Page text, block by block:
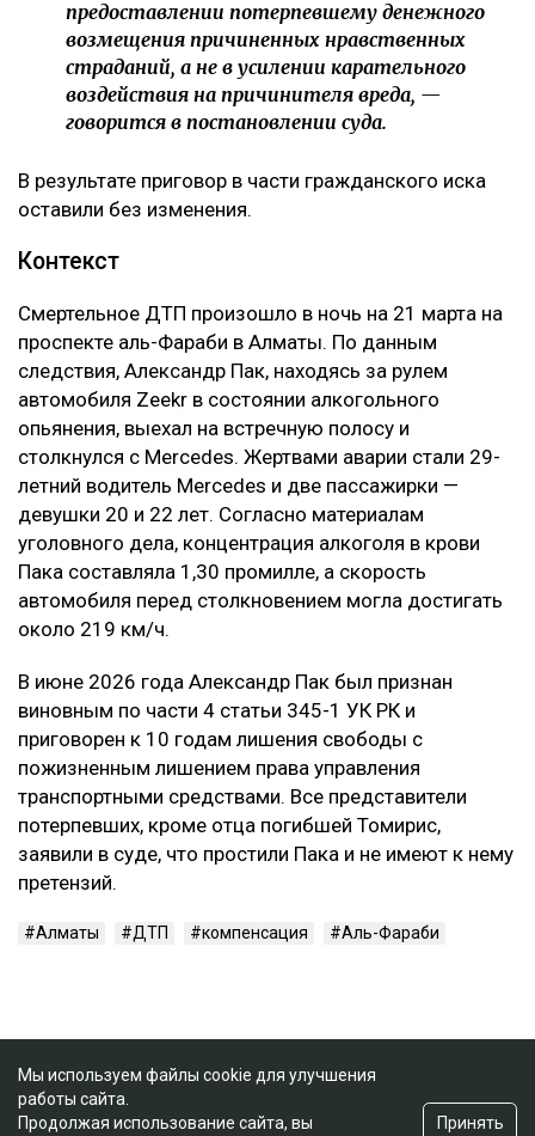
предоставлении потерпевшему денежного
возмещения причиненных нравственных
страданий, а не в усилении карательного
воздействия на причинителя вреда, —
говорится в постановлении суда.
В результате приговор в части гражданского иска
оставили без изменения.
Контекст
Смертельное ДТП произошло в ночь на 21 марта на
проспекте аль-Фараби в Алматы. По данным
следствия, Александр Пак, находясь за рулем
автомобиля Zeekr в состоянии алкогольного
опьянения, выехал на встречную полосу и
столкнулся с Mercedes. Жертвами аварии стали 29-
летний водитель Mercedes и две пассажирки —
девушки 20 и 22 лет. Согласно материалам
уголовного дела, концентрация алкоголя в крови
Пака составляла 1,30 промилле, а скорость
автомобиля перед столкновением могла достигать
около 219 км/ч.
В июне 2026 года Александр Пак был признан
виновным по части 4 статьи 345-1 УК РК и
приговорен к 10 годам лишения свободы с
пожизненным лишением права управления
транспортными средствами. Все представители
потерпевших, кроме отца погибшей Томирис,
заявили в суде, что простили Пака и не имеют к нему
претензий.
Алматы ДТП компенсация Аль-Фараби
Мы используем файлы cookie для улучшения
работы сайта.
Продолжая использование сайта, вы
Принять